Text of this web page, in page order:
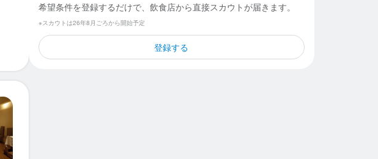
希望条件を登録するだけで、飲食店から直接スカウトが届きます。
※スカウトは26年8月ごろから開始予定
登録する